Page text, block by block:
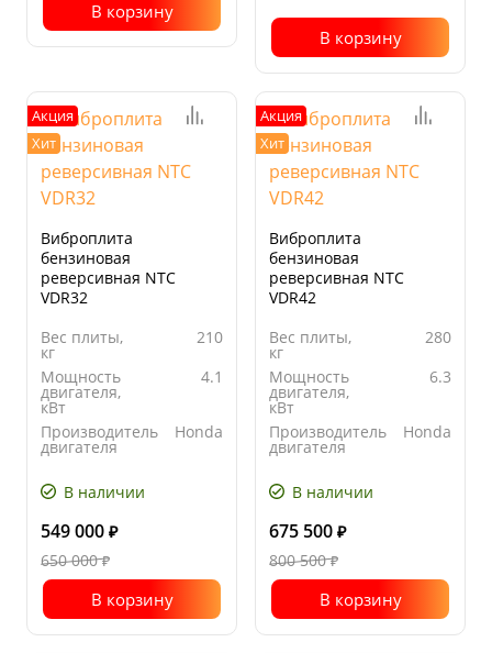
В корзину
В корзину
Акция
Хит
Виброплита
бензиновая
реверсивная NTC
VDR32
Вес плиты,
кг
210
Мощность
двигателя,
кВт
4.1
Производитель
двигателя
Honda
основания
плиты, мм
В наличии
549 000 ₽
650 000₽
В корзину
Акция
Хит
Виброплита
бензиновая
реверсивная NTC
VDR42
Вес плиты,
кг
280
Мощность
двигателя,
кВт
6.3
Производитель
двигателя
Honda
основания
плиты, мм
В наличии
675 500 ₽
800 500₽
В корзину